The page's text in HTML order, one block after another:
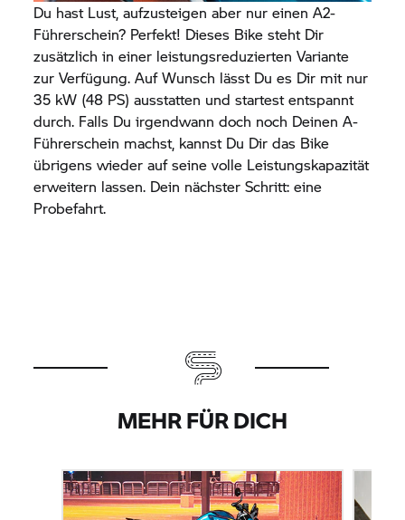
Du hast Lust, aufzusteigen aber nur einen A2-
Führerschein? Perfekt! Dieses Bike steht Dir
zusätzlich in einer leistungsreduzierten Variante
zur Verfügung. Auf Wunsch lässt Du es Dir mit nur
35 kW (48 PS) ausstatten und startest entspannt
durch. Falls Du irgendwann doch noch Deinen A-
Führerschein machst, kannst Du Dir das Bike
übrigens wieder auf seine volle Leistungskapazität
erweitern lassen. Dein nächster Schritt: eine
Probefahrt.
MEHR FÜR DICH